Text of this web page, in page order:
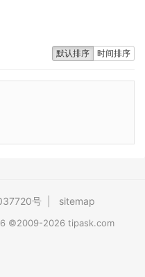
默认排序 时间排序
号 sitemap
©2009-2026 tipask.com